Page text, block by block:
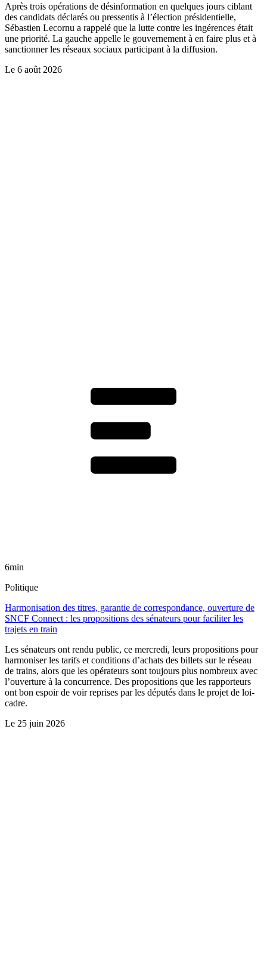
Après trois opérations de désinformation en quelques jours ciblant
des candidats déclarés ou pressentis à l’élection présidentielle,
Sébastien Lecornu a rappelé que la lutte contre les ingérences était
une priorité. La gauche appelle le gouvernement à en faire plus et à
sanctionner les réseaux sociaux participant à la diffusion.
Le 6 août 2026
6min
Politique
Harmonisation des titres, garantie de correspondance, ouverture de
SNCF Connect : les propositions des sénateurs pour faciliter les
trajets en train
Les sénateurs ont rendu public, ce mercredi, leurs propositions pour
harmoniser les tarifs et conditions d’achats des billets sur le réseau
de trains, alors que les opérateurs sont toujours plus nombreux avec
l’ouverture à la concurrence. Des propositions que les rapporteurs
ont bon espoir de voir reprises par les députés dans le projet de loi-
cadre.
Le 25 juin 2026